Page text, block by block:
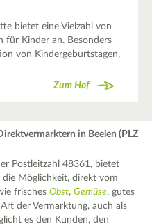
bietet eine Vielzahl von
für Kinder an. Besonders
von Kindergeburtstagen,
Zum Hof
in Beelen (PLZ
Postleitzahl 48361, bietet
Möglichkeit, direkt vom
frischesObst,Gemüse, gutes
der Vermarktung, auch als
es den Kunden, den